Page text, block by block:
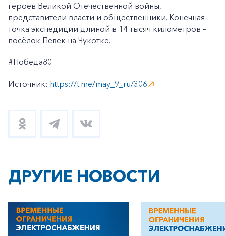
героев Великой Отечественной войны,
представители власти и общественники. Конечная
точка экспедиции длиной в 14 тысяч километров –
посёлок Певек на Чукотке.
#Победа80
Источник: https://t.me/may_9_ru/306
ДРУГИЕ НОВОСТИ